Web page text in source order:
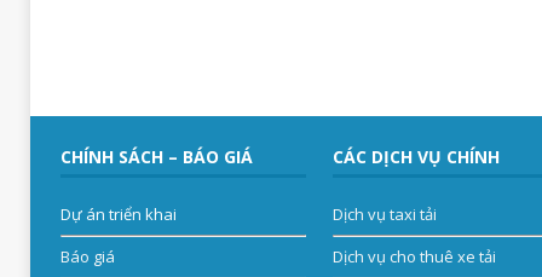
CHÍNH SÁCH – BÁO GIÁ
Dự án triển khai
Báo giá
CÁC DỊCH VỤ CHÍNH
Dịch vụ taxi tải
Dịch vụ cho thuê xe tải